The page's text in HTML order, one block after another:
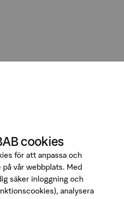
cookies
för att anpassa och
vår webbplats. Med
säker inloggning och
analysera